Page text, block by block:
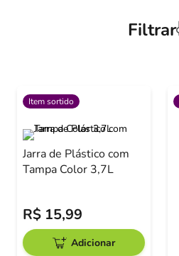
Filtrar
Item sortido
Jarra de Plástico com
Tampa Color 3,7L
R$ 15,99
Adicionar